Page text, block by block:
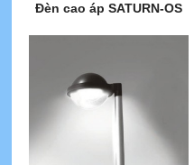
Đèn cao áp SATURN-OS